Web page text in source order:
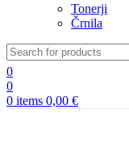
Tonerji
Črnila
0
0
0 items 0,00 €